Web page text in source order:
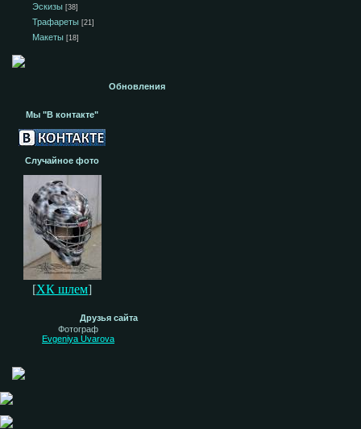
Эскизы [38]
Трафареты [21]
Макеты [18]
Обновления
Мы "В контакте"
Случайное фото
[ХК шлем]
Друзья сайта
Фотограф
Evgeniya Uvarova